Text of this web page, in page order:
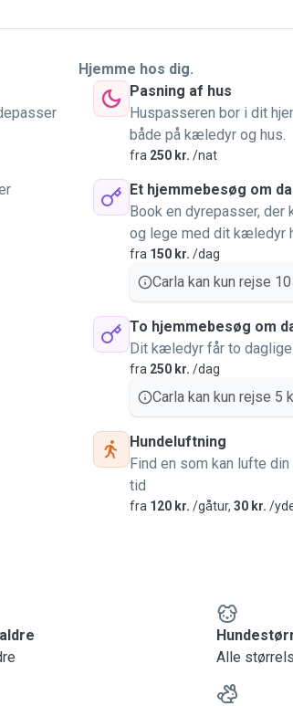
Hjemme hos dig.
Pasning af hus
Huspasseren bor i dit
både på kæledyr og hus.
fra 250 kr. /nat
Et hjemmebesøg om
Book en dyrepasser,
og lege med dit kæledyr
fra 150 kr. /dag
Carla kan kun rejse
To hjemmebesøg om
Dit kæledyr får to
fra 250 kr. /dag
Carla kan kun rejse 5
Hundeluftning
Find en som kan lufte
tid
fra 120 kr. /gåtur, 30 kr. /
Alle